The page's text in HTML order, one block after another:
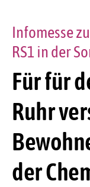
Für für
Ruhr
der
Infomesse
RS1 in der